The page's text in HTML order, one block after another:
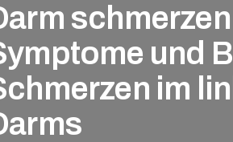
und
im